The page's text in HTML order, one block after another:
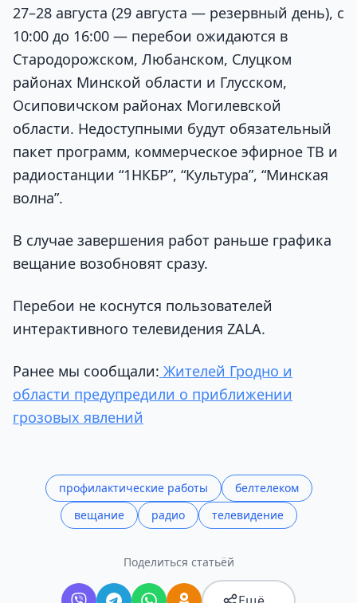
27–28 августа (29 августа — резервный день), с
10:00 до 16:00 — перебои ожидаются в
Стародорожском, Любанском, Слуцком
районах Минской области и Глусском,
Осиповичском районах Могилевской
области. Недоступными будут обязательный
пакет программ, коммерческое эфирное ТВ и
радиостанции “1НКБР”, “Культура”, “Минская
волна”.
В случае завершения работ раньше графика
вещание возобновят сразу.
Перебои не коснутся пользователей
интерактивного телевидения ZALA.
Ранее мы сообщали: Жителей Гродно и
области предупредили о приближении
грозовых явлений
профилактические работы
белтелеком
вещание
радио телевидение
Поделиться статьёй